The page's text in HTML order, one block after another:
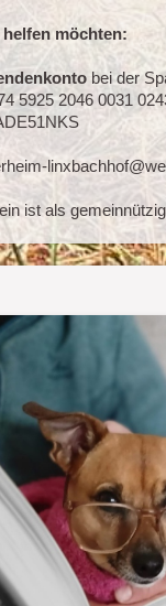
helfen möchten:
bei der
5925 2046 0031
ist als